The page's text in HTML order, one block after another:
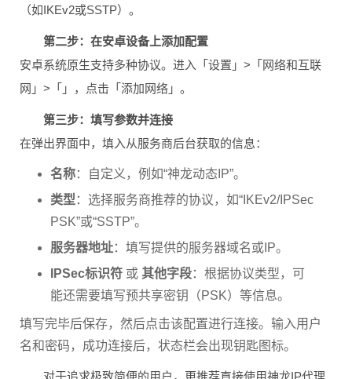
（如IKEv2或SSTP）。
第二步：在安卓设备上添加配置
安卓系统原生支持多种协议。进入「设置」>「网络和互联
网」>「」，点击「添加网络」。
第三步：填写参数并连接
在弹出界面中，填入从服务商后台获取的信息：
名称：自定义，例如“神龙动态IP”。
类型 ：选择服务商推荐的协议，如“IKEv2/IPSec
PSK”或“SSTP”。
服务器地址：填写提供的服务器域名或IP。
IPSec标识符 或 其他字段：根据协议类型，可
能还需要填写预共享密钥（PSK）等信息。
填写完毕后保存，然后点击该配置进行连接。输入用户
名和密码，成功连接后，状态栏会出现钥匙图标。
对于追求极致简便的用户，更推荐直接使用神龙IP代理